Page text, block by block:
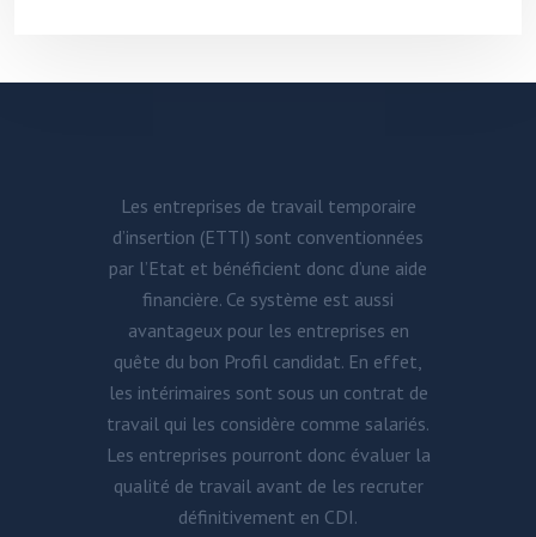
Les entreprises de travail temporaire
d’insertion (ETTI) sont conventionnées
par l’Etat et bénéficient donc d’une aide
financière. Ce système est aussi
avantageux pour les entreprises en
quête du bon Profil candidat. En effet,
les intérimaires sont sous un contrat de
travail qui les considère comme salariés.
Les entreprises pourront donc évaluer la
qualité de travail avant de les recruter
définitivement en CDI.